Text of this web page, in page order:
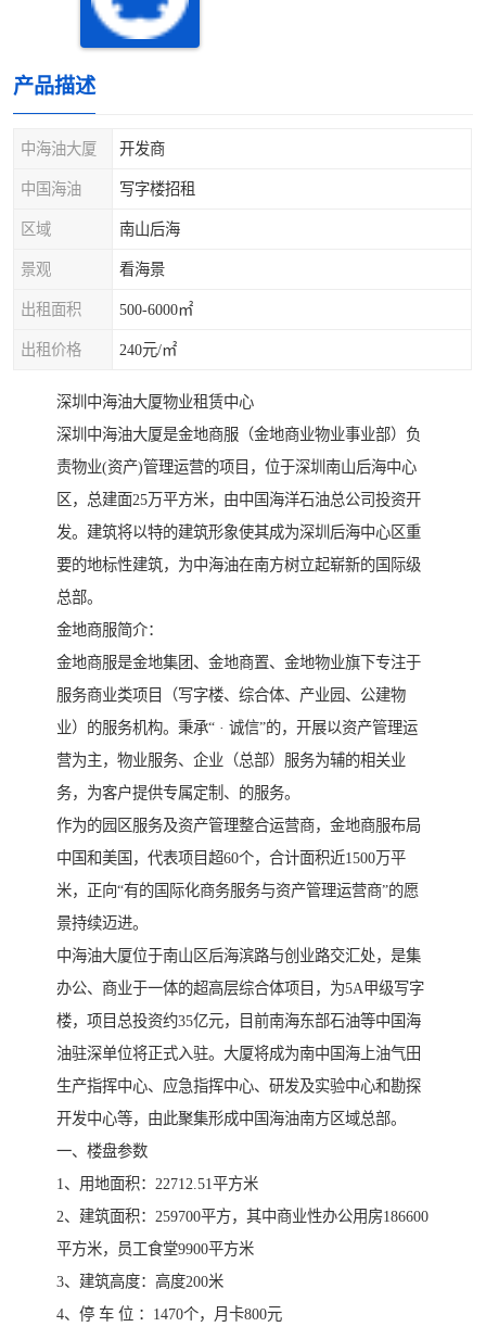
产品描述
中海油大厦 开发商
中国海油 写字楼招租
区域 南山后海
景观 看海景
出租面积 500-6000㎡
出租价格 240元/㎡
深圳中海油大厦物业租赁中心
深圳中海油大厦是金地商服（金地商业物业事业部）负
责物业(资产)管理运营的项目，位于深圳南山后海中心
区，总建面25万平方米，由中国海洋石油总公司投资开
发。建筑将以特的建筑形象使其成为深圳后海中心区重
要的地标性建筑，为中海油在南方树立起崭新的国际级
总部。
金地商服简介：
金地商服是金地集团、金地商置、金地物业旗下专注于
服务商业类项目（写字楼、综合体、产业园、公建物
业）的服务机构。秉承“ · 诚信”的，开展以资产管理运
营为主，物业服务、企业（总部）服务为辅的相关业
务，为客户提供专属定制、的服务。
作为的园区服务及资产管理整合运营商，金地商服布局
中国和美国，代表项目超60个，合计面积近1500万平
米，正向“有的国际化商务服务与资产管理运营商”的愿
景持续迈进。
中海油大厦位于南山区后海滨路与创业路交汇处，是集
办公、商业于一体的超高层综合体项目，为5A甲级写字
楼，项目总投资约35亿元，目前南海东部石油等中国海
油驻深单位将正式入驻。大厦将成为南中国海上油气田
生产指挥中心、应急指挥中心、研发及实验中心和勘探
开发中心等，由此聚集形成中国海油南方区域总部。
一、楼盘参数
1、用地面积：22712.51平方米
2、建筑面积：259700平方，其中商业性办公用房186600
平方米，员工食堂9900平方米
3、建筑高度：高度200米
4、停 车 位 ：1470个，月卡800元
龙岗区
宝安西乡
光明区
龙华观澜